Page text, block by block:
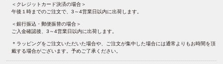
＜クレジットカード決済の場合＞
午後１時までのご注文で、3～4営業日以内に出荷します。
＜銀行振込・郵便振替の場合＞
ご入金確認後、3～4営業日以内に出荷します。
＊ラッピングをご注文いただいた場合や、ご注文が集中した場合には通常よりもお時間を頂
戴する場合がございます。予めご了承ください。